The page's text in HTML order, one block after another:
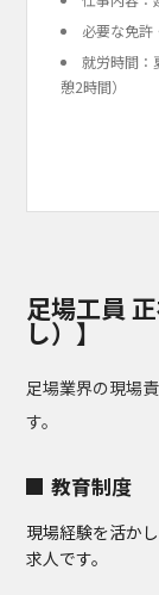
必要な免許
就労時間：
憩2時間）
足場工員
し）】
足場業界の現場
す。
教育制度
現場経験を活か
求人です。